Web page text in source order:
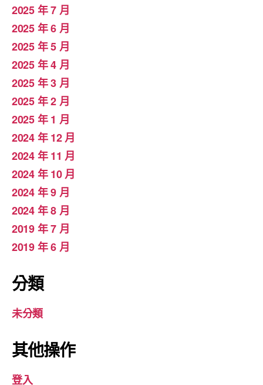
2025 年 7 月
2025 年 6 月
2025 年 5 月
2025 年 4 月
2025 年 3 月
2025 年 2 月
2025 年 1 月
2024 年 12 月
2024 年 11 月
2024 年 10 月
2024 年 9 月
2024 年 8 月
2019 年 7 月
2019 年 6 月
分類
未分類
其他操作
登入